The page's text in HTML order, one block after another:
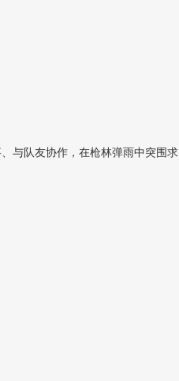
与队友协作，在枪林弹雨中突围求